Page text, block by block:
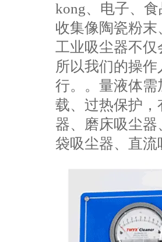
kong、电子、
收集像陶瓷粉
工业吸尘器不
所以我们的操
行。。量液体
载、过热保护
器、磨床吸尘
袋吸尘器、直